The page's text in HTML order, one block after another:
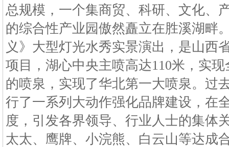
总规模，一个集商贸、科研、文化、
的综合性产业园傲然矗立在胜溪湖畔
义》大型灯光水秀实景演出，是山西
项目，湖心中央主喷高达110米，实
的喷泉，实现了华北第一大喷泉。过
行了一系列大动作强化品牌建设，在
度，引发各界领导、行业人士的集体
太太、鹰牌、小浣熊、白云山等达成